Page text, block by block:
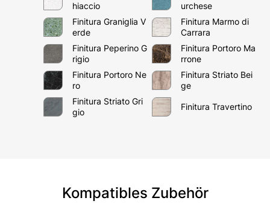
hiaccio
urchese
Finitura Graniglia V
erde
Finitura Marmo di
Carrara
Finitura Peperino G
rigio
Finitura Portoro Ma
rrone
Finitura Portoro Ne
ro
Finitura Striato Bei
ge
Finitura Striato Gri
gio
Finitura Travertino
Kompatibles Zubehör